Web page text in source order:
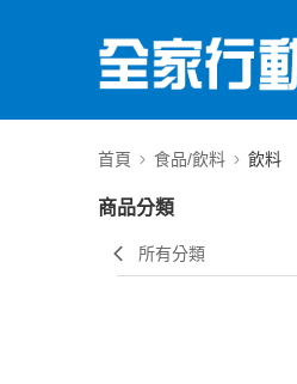
首頁 食品/飲料 飲料
商品分類
所有分類